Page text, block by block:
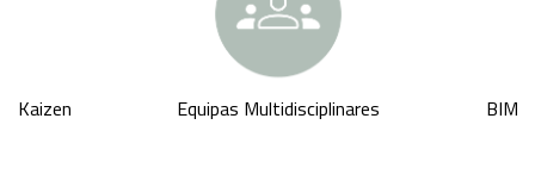
Kaizen Equipas Multidisciplinares BIM